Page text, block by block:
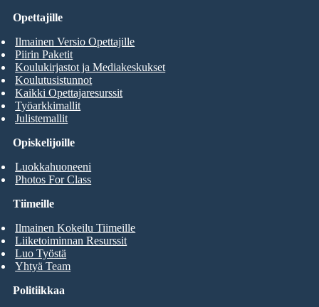
Opiskelijoille
Luokkahuoneeni
Photos For Class
Opettajille
Ilmainen Versio Opettajille
Piirin Paketit
Koulukirjastot ja Mediakeskukset
Koulutusistunnot
Kaikki Opettajaresurssit
Työarkkimallit
Julistemallit
Tiimeille
Ilmainen Kokeilu Tiimeille
Liiketoiminnan Resurssit
Luo Työstä
Yhtyä Team
Politiikkaa